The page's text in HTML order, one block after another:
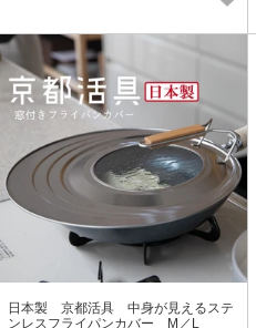
日本製 京都活具 中身が見えるステ
ンレスフライパンカバー M／L